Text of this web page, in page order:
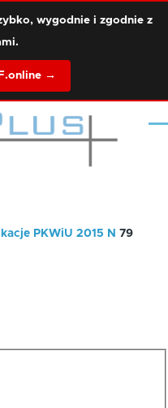
wygodnie i zgodnie z
→
PKWiU 2015 N 79